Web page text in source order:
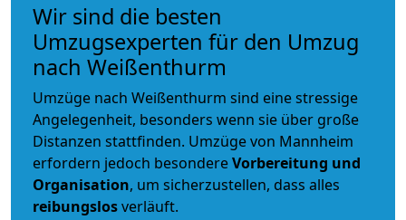
Wir sind die besten
Umzugsexperten für den Umzug
nach Weißenthurm
Umzüge nach Weißenthurm sind eine stressige
Angelegenheit, besonders wenn sie über große
Distanzen stattfinden. Umzüge von Mannheim
erfordern jedoch besondereVorbereitung und
Organisation, um sicherzustellen, dass alles
reibungslosverläuft.